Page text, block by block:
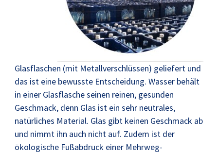
Glasflaschen (mit Metallverschlüssen) geliefert und
das ist eine bewusste Entscheidung. Wasser behält
in einer Glasflasche seinen reinen, gesunden
Geschmack, denn Glas ist ein sehr neutrales,
natürliches Material. Glas gibt keinen Geschmack ab
und nimmt ihn auch nicht auf. Zudem ist der
ökologische Fußabdruck einer Mehrweg-